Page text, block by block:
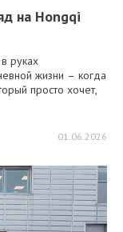
на Hongqi
руках
жизни – когда
просто хочет,
01.06.2026